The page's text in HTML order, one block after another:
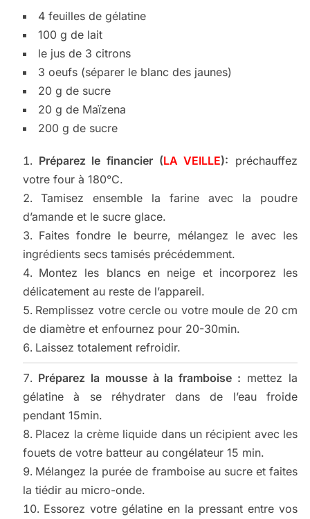
4 feuilles de gélatine
100 g de lait
le jus de 3 citrons
3 oeufs (séparer le blanc des jaunes)
20 g de sucre
20 g de Maïzena
200 g de sucre
Préparez le financier (LA VEILLE): préchauffez
votre four à 180°C.
Tamisez ensemble la farine avec la poudre
d’amande et le sucre glace.
Faites fondre le beurre, mélangez le avec les
ingrédients secs tamisés précédemment.
Montez les blancs en neige et incorporez les
délicatement au reste de l’appareil.
Remplissez votre cercle ou votre moule de 20 cm
de diamètre et enfournez pour 20-30min.
Laissez totalement refroidir.
Préparez la mousse à la framboise : mettez la
gélatine à se réhydrater dans de l’eau froide
pendant 15min.
Placez la crème liquide dans un récipient avec les
fouets de votre batteur au congélateur 15 min.
Mélangez la purée de framboise au sucre et faites
la tiédir au micro-onde.
Essorez votre gélatine en la pressant entre vos